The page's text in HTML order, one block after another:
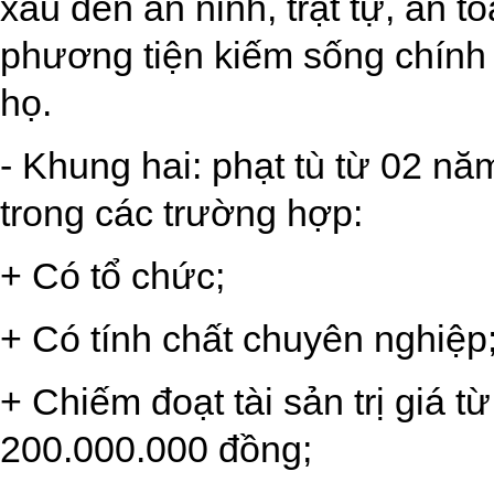
phương tiện kiếm sống
họ.
- Khung hai: phạt tù từ 02
trong các trường hợp:
+ Có tổ chức;
+ Có tính chất chuyên
+ Chiếm đoạt tài sản trị giá
200.000.000 đồng;